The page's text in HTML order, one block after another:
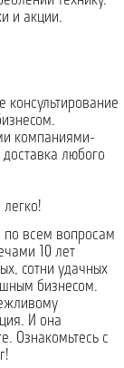
и акции.
консультирование
компаниями-
любого
по всем вопросам
10 лет
сотни удачных
бизнесом.
И она
Ознакомьтесь с